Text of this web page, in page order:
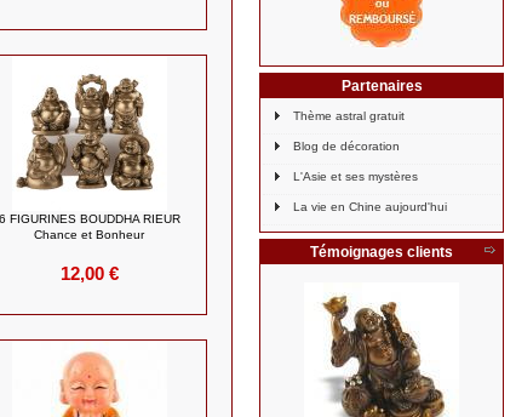
6 FIGURINES BOUDDHA RIEUR
Chance et Bonheur
12,00 €
Partenaires
Thème astral gratuit
Blog de décoration
L'Asie et ses mystères
La vie en Chine aujourd'hui
Témoignages clients